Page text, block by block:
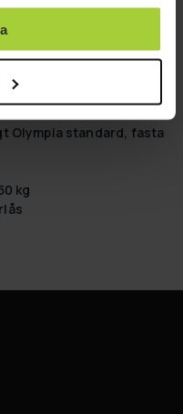
kragar. Stången väger
150 kg. Stången kommer
träning.
Olympia standard, fasta
kg